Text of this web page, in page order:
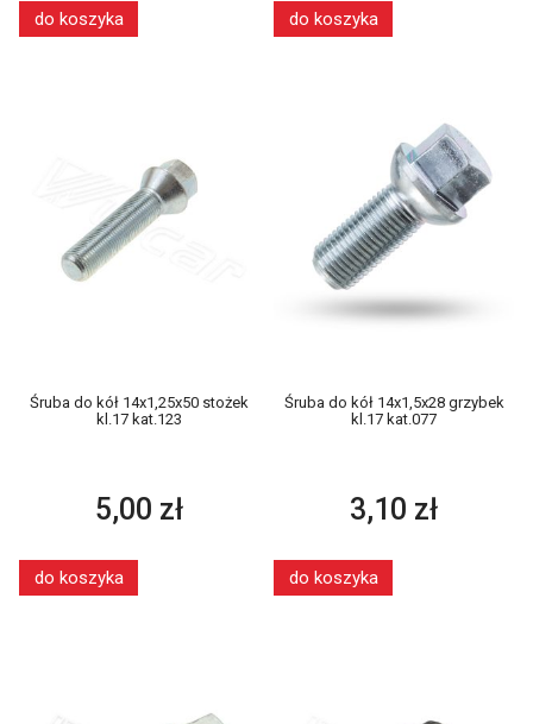
do koszyka do koszyka
Śruba do kół 14x1,25x50 stożek
kl.17 kat.123
5,00 zł
do koszyka
Śruba do kół 14x1,5x28 grzybek
kl.17 kat.077
3,10 zł
do koszyka